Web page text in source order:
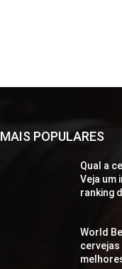
MAIS POPULARES
Qual a
Veja um
ranking
World